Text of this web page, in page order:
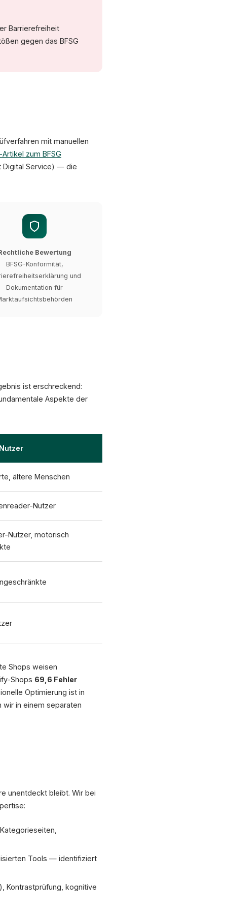
Barrierefreiheit
gegen das BFSG
mit manuellen
zum BFSG
Digital Service) — die
Bewertung
BFSG-Konformität,
und
Dokumentation für
ist erschreckend:
Aspekte der
ältere Menschen
Nutzer
Nutzer, motorisch
Shops weisen
Shops 69,6 Fehler
Optimierung ist in
in einem separaten
unentdeckt bleibt. Wir bei
Tools — identifiziert
Kontrastprüfung, kognitive